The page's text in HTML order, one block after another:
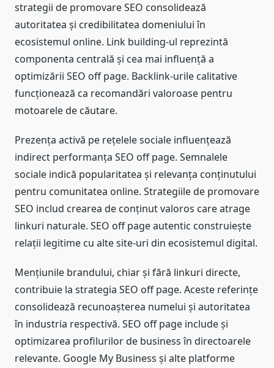
strategii de promovare SEO consolidează
autoritatea și credibilitatea domeniului în
ecosistemul online. Link building-ul reprezintă
componenta centrală și cea mai influență a
optimizării SEO off page. Backlink-urile calitative
funcționează ca recomandări valoroase pentru
motoarele de căutare.
Prezența activă pe rețelele sociale influențează
indirect performanța SEO off page. Semnalele
sociale indică popularitatea și relevanța conținutului
pentru comunitatea online. Strategiile de promovare
SEO includ crearea de conținut valoros care atrage
linkuri naturale. SEO off page autentic construiește
relații legitime cu alte site-uri din ecosistemul digital.
Mențiunile brandului, chiar și fără linkuri directe,
contribuie la strategia SEO off page. Aceste referințe
consolidează recunoașterea numelui și autoritatea
în industria respectivă. SEO off page include și
optimizarea profilurilor de business în directoarele
relevante. Google My Business și alte platforme